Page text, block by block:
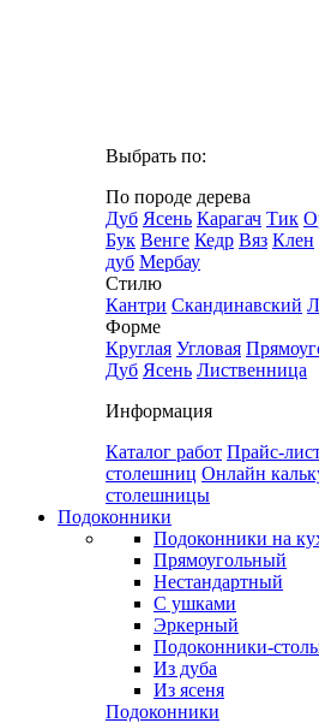
Выбрать по:
По породе дерева
Дуб Ясень Карагач Тик
Бук Венге Кедр Вяз Клен
дуб Мербау
Стилю
Кантри Скандинавский
Форме
Круглая Угловая
Дуб Ясень Лиственница
Информация
Каталог работ Прайс-
столешниц Онлайн
столешницы
Подоконники
Подоконники на
Прямоугольный
Нестандартный
С ушками
Эркерный
Подоконники-
Из дуба
Из ясеня
Подоконники